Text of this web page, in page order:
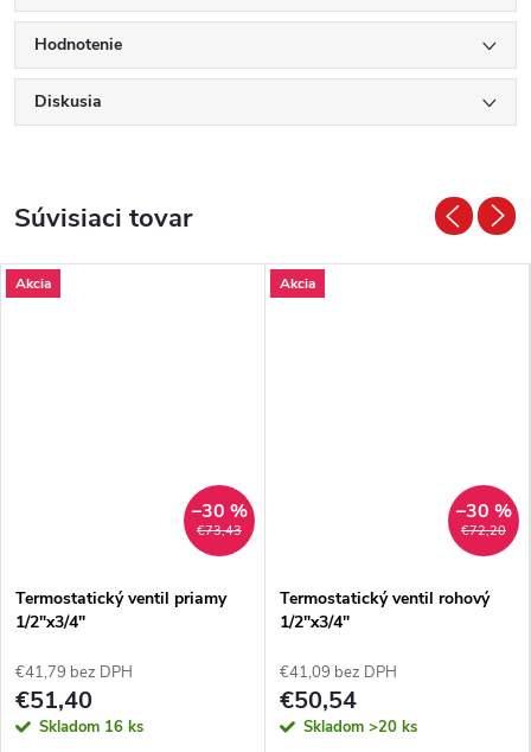
Hodnotenie
Diskusia
Súvisiaci tovar
Akcia
€73,43
–30 %
Termostatický ventil priamy
1/2"x3/4"
€41,79 bez DPH
€51,40
Skladom 16 ks
Akcia
€72,20
–30 %
Termostatický ventil rohový
1/2"x3/4"
€41,09 bez DPH
€50,54
Skladom >20 ks